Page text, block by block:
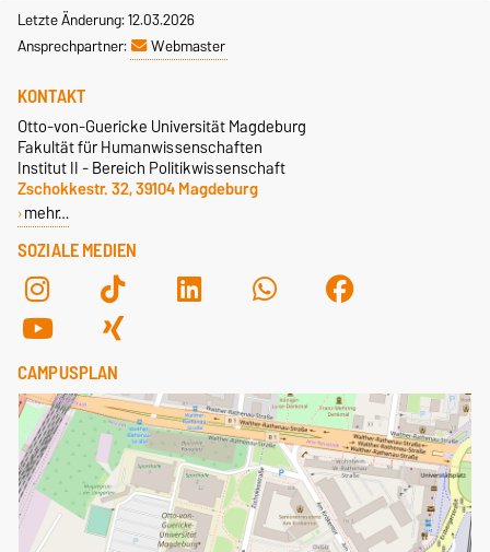
Letzte Änderung: 12.03.2026
Ansprechpartner:
Webmaster
SOZIALE MEDIEN
KONTAKT
Otto-von-Guericke Universität Magdeburg
Fakultät für Humanwissenschaften
Institut II - Bereich Politikwissenschaft
Zschokkestr. 32, 39104 Magdeburg
mehr…
CAMPUSPLAN